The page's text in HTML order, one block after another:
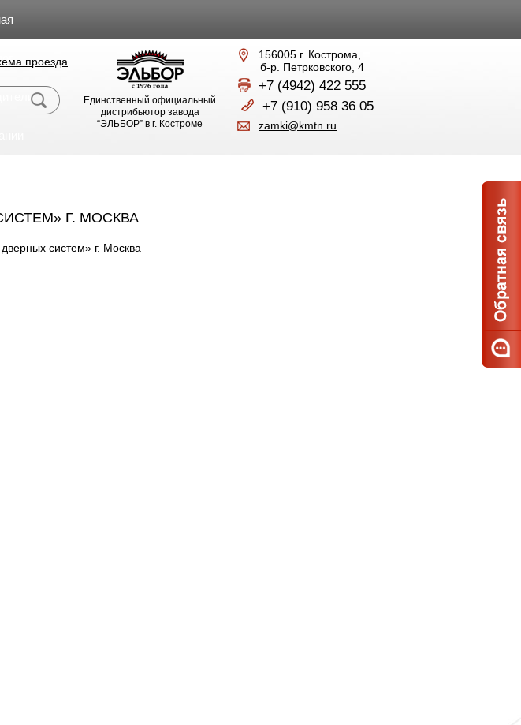
проезда
Единственный официальный
дистрибьютор завода
“ЭЛЬБОР” в г. Костроме
156005 г. Кострома,
б-р. Петрковского, 4
+7 (4942) 422 555
+7 (910) 958 36 05
zamki@kmtn.ru
Г. МОСКВА
систем» г. Москва